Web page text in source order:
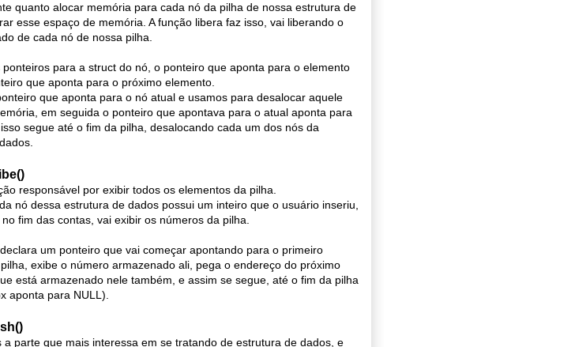
quanto alocar memória para cada nó da pilha de nossa estrutura de
esse espaço de memória. A função libera faz isso, vai liberando o
de cada nó de nossa pilha.
ponteiros para a struct do nó, o ponteiro que aponta para o elemento
que aponta para o próximo elemento.
que aponta para o nó atual e usamos para desalocar aquele
em seguida o ponteiro que apontava para o atual aponta para
segue até o fim da pilha, desalocando cada um dos nós da
responsável por exibir todos os elementos da pilha.
nó dessa estrutura de dados possui um inteiro que o usuário inseriu,
fim das contas, vai exibir os números da pilha.
um ponteiro que vai começar apontando para o primeiro
exibe o número armazenado ali, pega o endereço do próximo
está armazenado nele também, e assim se segue, até o fim da pilha
aponta para NULL).
a parte que mais interessa em se tratando de estrutura de dados, e